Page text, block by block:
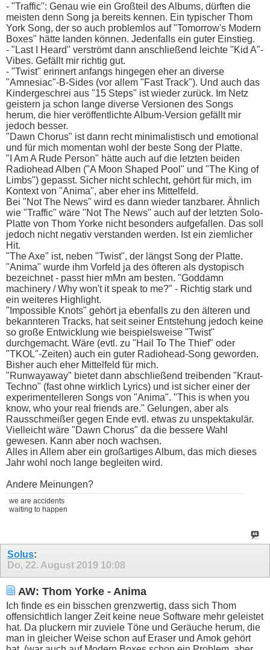
- "Traffic": Genau wie ein Großteil des Albums, dürften die
meisten denn Song ja bereits kennen. Ein typischer Thom
York Song, der so auch problemlos auf "Tomorrow's Modern
Boxes" hätte landen können. Jedenfalls ein guter Einstieg.
- "Last I Heard" verströmt dann anschließend leichte "Kid A"-
Vibes. Gefällt mir richtig gut.
- "Twist" erinnert anfangs hingegen eher an diverse
"Amnesiac"-B-Sides (vor allem "Fast Track"). Und auch das
Kindergeschrei aus "15 Steps" ist wieder zurück. Im Netz
geistern ja schon lange diverse Versionen des Songs
herum, die hier veröffentlichte Album-Version gefällt mir
jedoch besser.
"Dawn Chorus" ist dann recht minimalistisch und emotional
und für mich momentan wohl der beste Song der Platte.
"I Am A Rude Person" hätte auch auf die letzten beiden
Radiohead Alben ("A Moon Shaped Pool" und "The King of
Limbs") gepasst. Sicher nicht schlecht, gehört für mich, im
Kontext von "Anima", aber eher ins Mittelfeld.
Bei "Not The News" wird es dann wieder tanzbarer. Ähnlich
wie "Traffic" wäre "Not The News" auch auf der letzten Solo-
Platte von Thom Yorke nicht besonders aufgefallen. Das soll
jedoch nicht negativ verstanden werden. Ist ein ziemlicher
Hit.
"The Axe" ist, neben "Twist", der längst Song der Platte.
"Anima" wurde ihm Vorfeld ja des öfteren als dystopisch
bezeichnet - passt hier mMn am besten. "Goddamn
machinery / Why won't it speak to me?" - Richtig stark und
ein weiteres Highlight.
"Impossible Knots" gehört ja ebenfalls zu den älteren und
bekannteren Tracks, hat seit seiner Entstehung jedoch keine
so große Entwicklung wie beispielsweise "Twist"
durchgemacht. Wäre (evtl. zu "Hail To The Thief" oder
"TKOL"-Zeiten) auch ein guter Radiohead-Song geworden.
Bisher auch eher Mittelfeld für mich.
"Runwayaway" bietet dann abschließend treibenden "Kraut-
Techno" (fast ohne wirklich Lyrics) und ist sicher einer der
experimentelleren Songs von "Anima". "This is when you
know, who your real friends are." Gelungen, aber als
Rausschmeißer gegen Ende evtl. etwas zu unspektakulär.
Vielleicht wäre "Dawn Chorus" da die bessere Wahl
gewesen. Kann aber noch wachsen.
Alles in Allem aber ein großartiges Album, das mich dieses
Jahr wohl noch lange begleiten wird.
Andere Meinungen?
we are accidents
waiting to happen
Solus:
Do, 22. August 2019 10:08
AW: Thom Yorke - Anima
Ich finde es ein bisschen grenzwertig, dass sich Thom
offensichtlich langer Zeit keine neue Software mehr geleistet
hat. Da pluckern mir zuviele Töne und Geräuche herum, die
man in gleicher Weise schon auf Eraser und Amok gehört